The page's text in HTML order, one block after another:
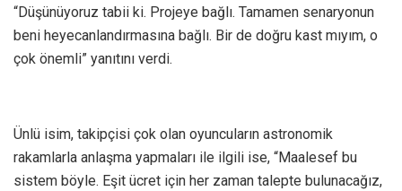
“Düşünüyoruz tabii ki. Projeye bağlı. Tamamen senaryonun
beni heyecanlandırmasına bağlı. Bir de doğru kast mıyım, o
çok önemli” yanıtını verdi.
Ünlü isim, takipçisi çok olan oyuncuların astronomik
rakamlarla anlaşma yapmaları ile ilgili ise, “Maalesef bu
sistem böyle. Eşit ücret için her zaman talepte bulunacağız,